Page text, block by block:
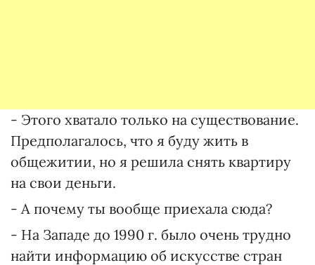
- Этого хватало только на существование.
Предполагалось, что я буду жить в
общежитии, но я решила снять квартиру
на свои деньги.
- А почему ты вообще приехала сюда?
- На Западе до 1990 г. было очень трудно
найти информацию об искусстве стран